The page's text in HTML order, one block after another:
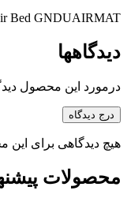
Bed GNDUAIRMAT
دیدگاهها
درمورد این محصول
درج دیدگاه
هیچ دیدگاهی برای
محصولات